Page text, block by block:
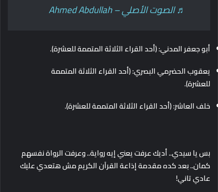
♬ الصوت الأصلي – Ahmed Abdullah
أبو جعفر المدني: (أحد القراء الثلاثة المتممة للعشرة).
يعقوب الحضرمي البصري: (أحد القراء الثلاثة المتممة
للعشرة).
خلف العاشر: (أحد القراء الثلاثة المتممة للعشرة).
بس يا سيدي.. أديك عرفت يعني إيه رواية.. وعرفت الرواة نفسهم
كمان.. بعد كده مقدمة إذاعة القرآن الكريم مش هتعدي عليك
عادي تاني!